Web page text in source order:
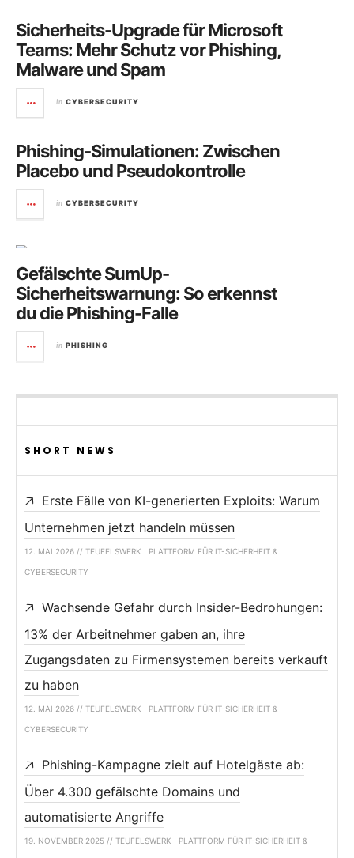
Sicherheits-Upgrade für Microsoft
Teams: Mehr Schutz vor Phishing,
Malware und Spam
in CYBERSECURITY
Phishing-Simulationen: Zwischen
Placebo und Pseudokontrolle
in CYBERSECURITY
Gefälschte SumUp-
Sicherheitswarnung: So erkennst
du die Phishing-Falle
in PHISHING
SHORT NEWS
Erste Fälle von KI-generierten Exploits: Warum
Unternehmen jetzt handeln müssen
12. MAI 2026 // TEUFELSWERK | PLATTFORM FÜR IT-SICHERHEIT &
CYBERSECURITY
Wachsende Gefahr durch Insider-Bedrohungen:
13% der Arbeitnehmer gaben an, ihre
Zugangsdaten zu Firmensystemen bereits verkauft
zu haben
12. MAI 2026 // TEUFELSWERK | PLATTFORM FÜR IT-SICHERHEIT &
CYBERSECURITY
Phishing-Kampagne zielt auf Hotelgäste ab:
Über 4.300 gefälschte Domains und
automatisierte Angriffe
19. NOVEMBER 2025 // TEUFELSWERK | PLATTFORM FÜR IT-SICHERHEIT &